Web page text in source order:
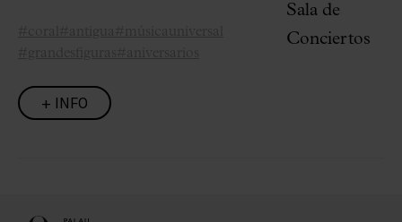
+ INFO
Sala de
Conciertos